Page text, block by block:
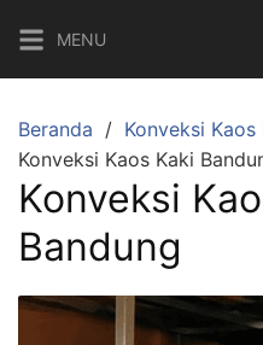
ke
konten
MENU
Beranda
Konveksi
Konveksi Kaos Kaki
Konveksi
Bandung